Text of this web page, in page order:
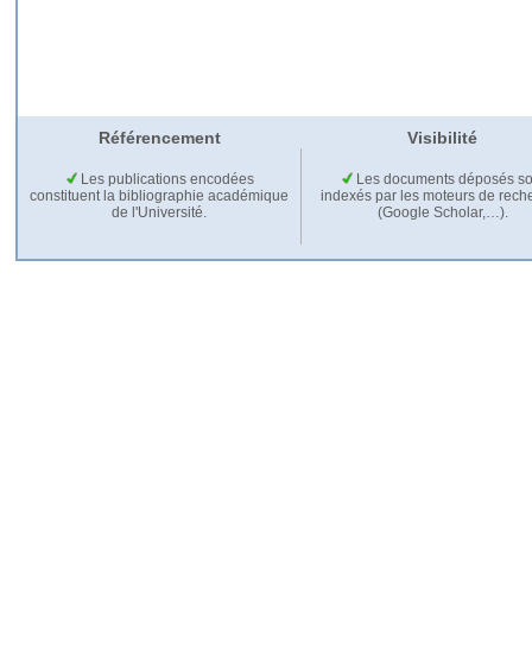
Référencement Visibilité
Les publications encodées
constituent la bibliographie académique
de l'Université.
Les documents déposés
indexés par les moteurs de
(Google Scholar,…).